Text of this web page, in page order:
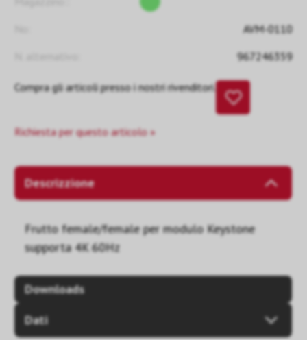
AVM-0110
967246359
Compra gli articoli presso i nostri rivenditori.
Richiesta per questo articolo »
Descrizzione
Frutto female/female per modulo Keystone
supporta 4K 60Hz
Downloads
Dati